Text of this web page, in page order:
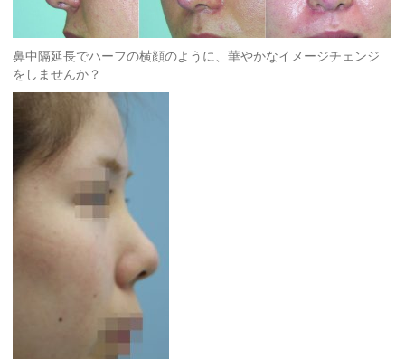
鼻中隔延長でハーフの横顔のように、華やかなイメージチェンジ
をしませんか？